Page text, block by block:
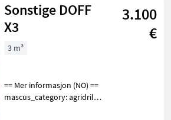
Sonstige DOFF
X3
3.100
€
3 m³
== Mer informasjon (NO) ==
mascus_category: agridrills